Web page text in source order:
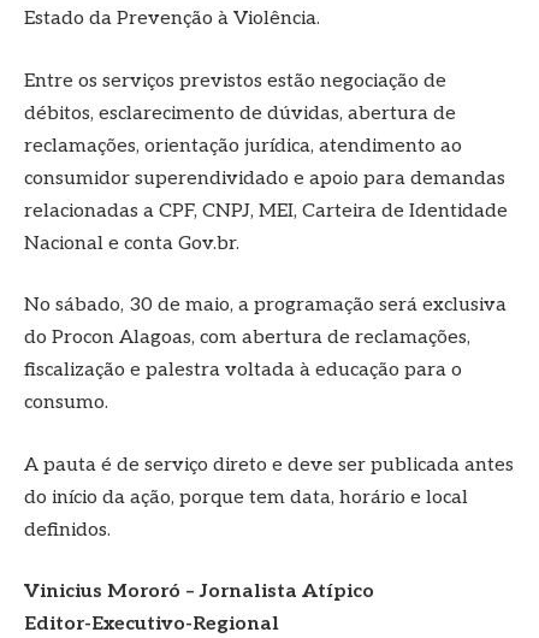
Estado da Prevenção à Violência.
Entre os serviços previstos estão negociação de
débitos, esclarecimento de dúvidas, abertura de
reclamações, orientação jurídica, atendimento ao
consumidor superendividado e apoio para demandas
relacionadas a CPF, CNPJ, MEI, Carteira de Identidade
Nacional e conta Gov.br.
No sábado, 30 de maio, a programação será exclusiva
do Procon Alagoas, com abertura de reclamações,
fiscalização e palestra voltada à educação para o
consumo.
A pauta é de serviço direto e deve ser publicada antes
do início da ação, porque tem data, horário e local
definidos.
Vinicius Mororó – Jornalista Atípico
Editor-Executivo-Regional